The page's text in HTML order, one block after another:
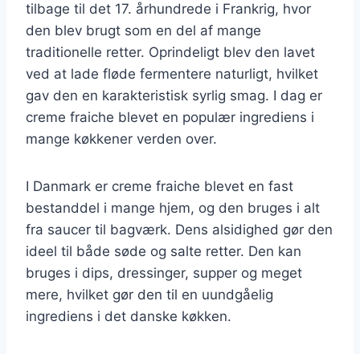
tilbage til det 17. århundrede i Frankrig, hvor
den blev brugt som en del af mange
traditionelle retter. Oprindeligt blev den lavet
ved at lade fløde fermentere naturligt, hvilket
gav den en karakteristisk syrlig smag. I dag er
creme fraiche blevet en populær ingrediens i
mange køkkener verden over.
I Danmark er creme fraiche blevet en fast
bestanddel i mange hjem, og den bruges i alt
fra saucer til bagværk. Dens alsidighed gør den
ideel til både søde og salte retter. Den kan
bruges i dips, dressinger, supper og meget
mere, hvilket gør den til en uundgåelig
ingrediens i det danske køkken.